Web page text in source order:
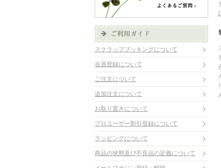
スクラップブッキングについて
会員登録について
ご注文について
追加注文について
お取り置きについて
プロユーザー割引登録について
ラッピングについて
商品の状態及び不良品の定義について